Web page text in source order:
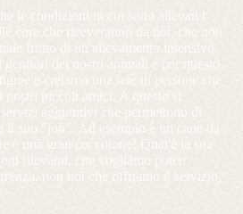
le condizioni in cui sono allevati i
cure che riceveranno da noi, che non
frutto di un allevamento intensivo.
genitori dei nostri animali e per questo
e creiamo una rete di persone che
nostri piccoli amici. A questo si
aggiuntivi che permettono di
suo "job". Ad esempio è un cane da
è una gran coccolone! Qual'è la sua
rilevanti, che vogliamo poter
non noi che offriamo il servizio,